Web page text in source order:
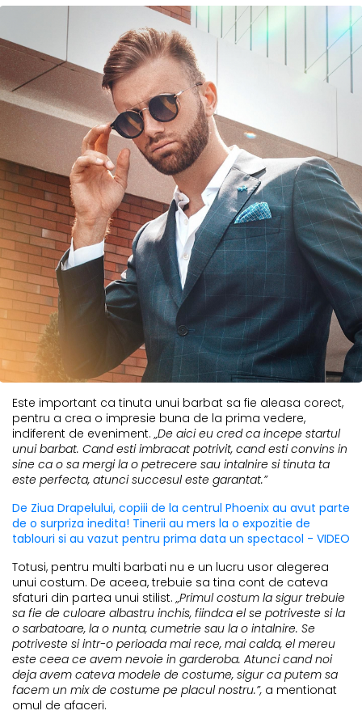
Este important ca tinuta unui barbat sa fie aleasa corect,
pentru a crea o impresie buna de la prima vedere,
indiferent de eveniment.„De aici eu cred ca incepe startul
unui barbat. Cand esti imbracat potrivit, cand esti convins in
sine ca o sa mergi la o petrecere sau intalnire si tinuta ta
este perfecta, atunci succesul este garantat.”
De Ziua Drapelului, copiii de la centrul Phoenix au avut parte
de o surpriza inedita! Tinerii au mers la o expozitie de
tablouri si au vazut pentru prima data un spectacol - VIDEO
Totusi, pentru multi barbati nu e un lucru usor alegerea
unui costum. De aceea, trebuie sa tina cont de cateva
sfaturi din partea unui stilist.„Primul costum la sigur trebuie
sa fie de culoare albastru inchis, fiindca el se potriveste si la
o sarbatoare, la o nunta, cumetrie sau la o intalnire. Se
potriveste si intr-o perioada mai rece, mai calda, el mereu
este ceea ce avem nevoie in garderoba. Atunci cand noi
deja avem cateva modele de costume, sigur ca putem sa
facem un mix de costume pe placul nostru.”, a mentionat
omul de afaceri.